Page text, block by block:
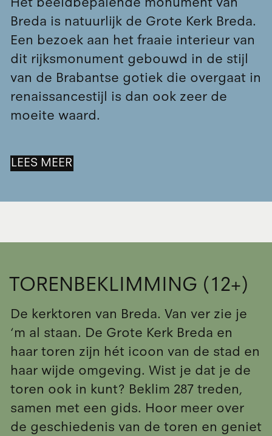
Breda is natuurlijk de Grote Kerk Breda.
Een bezoek aan het fraaie interieur van
dit rijksmonument gebouwd in de stijl
van de Brabantse gotiek die overgaat in
renaissancestijl is dan ook zeer de
moeite waard.
LEES MEER
TORENBEKLIMMING (12+)
De kerktoren van Breda. Van ver zie je
‘m al staan. De Grote Kerk Breda en
haar toren zijn hét icoon van de stad en
haar wijde omgeving. Wist je dat je de
toren ook in kunt? Beklim 287 treden,
samen met een gids. Hoor meer over
de geschiedenis van de toren en geniet